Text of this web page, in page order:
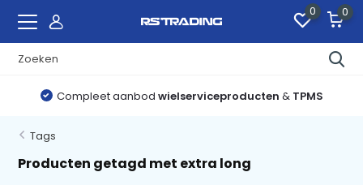
0 0
Compleet aanbod wielserviceproducten & TPMS
Tags
Producten getagd met extra long